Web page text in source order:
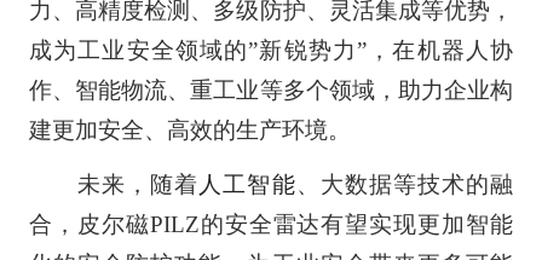
力、高精度检测、多级防护、灵活集成等优势，
成为工业安全领域的”新锐势力”，在机器人协
作、智能物流、重工业等多个领域，助力企业构
建更加安全、高效的生产环境。
未来，随着 人工智能、大数据等技术的融
合，皮尔磁PILZ的安全雷达有望实现更加智能